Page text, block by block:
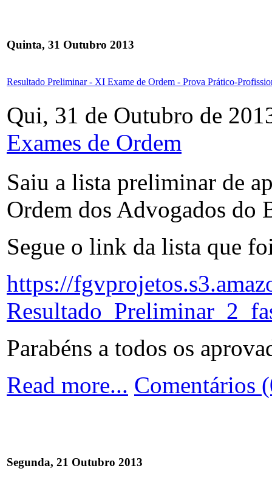
Quinta, 31 Outubro 2013
Resultado Preliminar - XI Exame de Ordem - Prova Prático-
Qui, 31 de Outubro de
Exames de Ordem
Saiu a lista preliminar de
Ordem dos Advogados do
Segue o link da lista que
https://
Parabéns a todos os
Read more... Comentários
Segunda, 21 Outubro 2013